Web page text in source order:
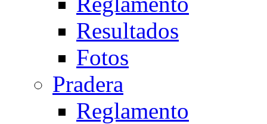
Resultados
Fotos
Pradera
Reglamento